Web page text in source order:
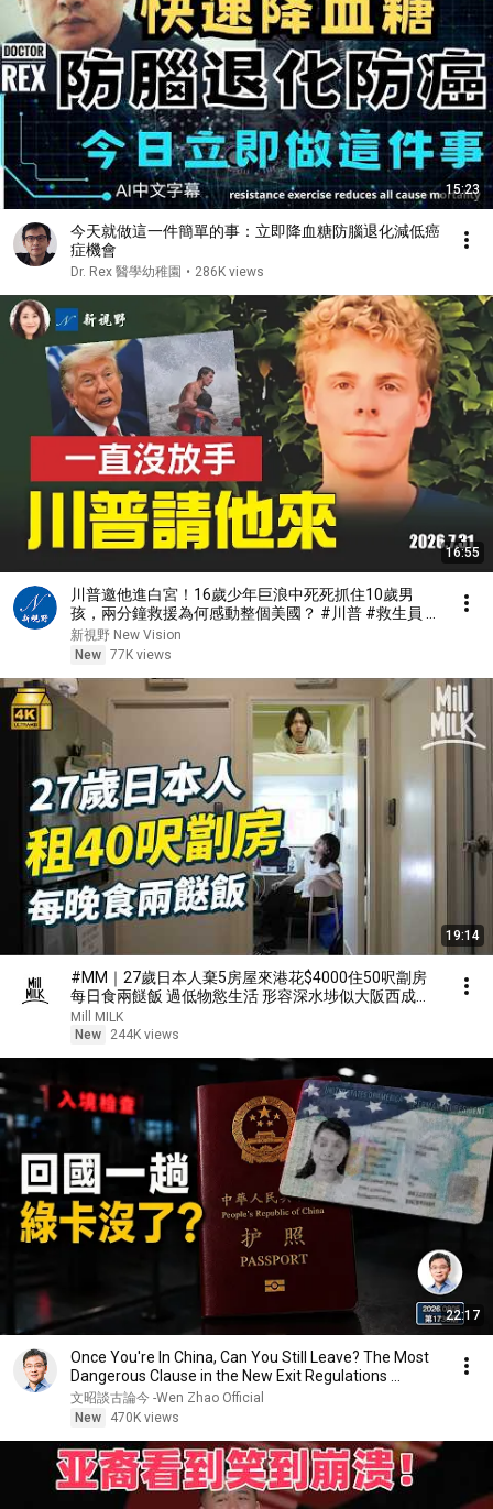
15:23
今天就做這一件簡單的事：立即降血糖防腦退化減低癌
症機會
Dr. Rex 醫學幼稚園 • 286K views
16:55
川普邀他進白宮！16歲少年巨浪中死死抓住10歲男
孩，兩分鐘救援為何感動整個美國？ #川普 #救生員 #
美國精神 | 新視野 第2467期 20260731
新視野 New Vision
New 77K views
19:14
#MM｜27歲日本人棄5房屋來港花$4000住50呎劏房
每日食兩餸飯 過低物慾生活 形容深水埗似大阪西成區
｜#700萬種生活 #4K
Mill MILK
New
244K views
22:17
Once You're In China, Can You Still Leave? The Most
Dangerous Clause in the New Exit Regulations ...
文昭談古論今 -Wen Zhao Official
New
470K views